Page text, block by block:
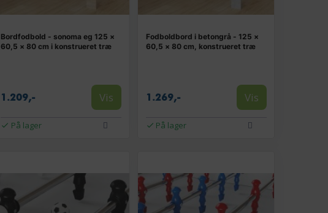
Bordfodbold - sonoma eg 125 ×
60,5 × 80 cm i konstrueret træ
1.209,- Vis
På lager
Fodboldbord i betongrå - 125 ×
60,5 × 80 cm, konstrueret træ
1.269,- Vis
På lager